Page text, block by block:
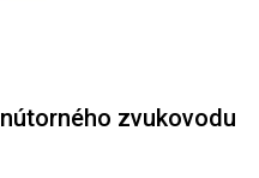
zvukovodu